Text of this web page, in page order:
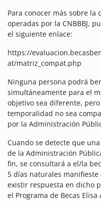
Para conocer más sobre
operadas por la CNBBBJ,
el siguiente enlace:
https://
at/matriz_compat.php
Ninguna persona podrá
simultáneamente para el
objetivo sea diferente,
temporalidad no sea
por la Administración
Cuando se detecte que
de la Administración
fin, se consultará a el/la
5 días naturales manifieste
existir respuesta en dicho
el Programa de Becas Elisa